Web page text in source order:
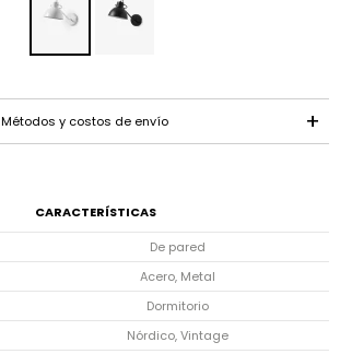
Métodos y costos de envío
CARACTERÍSTICAS
De pared
Acero, Metal
Dormitorio
Nórdico, Vintage